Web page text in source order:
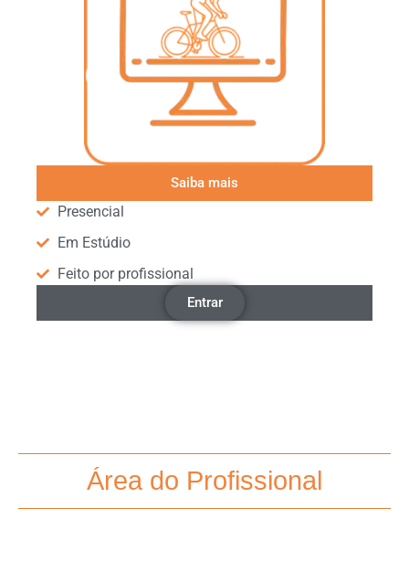
Saiba mais
Presencial
Em Estúdio
Feito por profissional
Entrar
Área do Profissional